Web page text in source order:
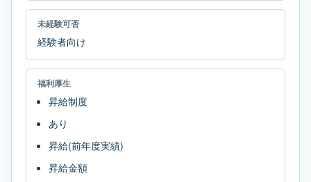
未経験可否
経験者向け
福利厚生
昇給制度
あり
昇給(前年度実績)
昇給金額